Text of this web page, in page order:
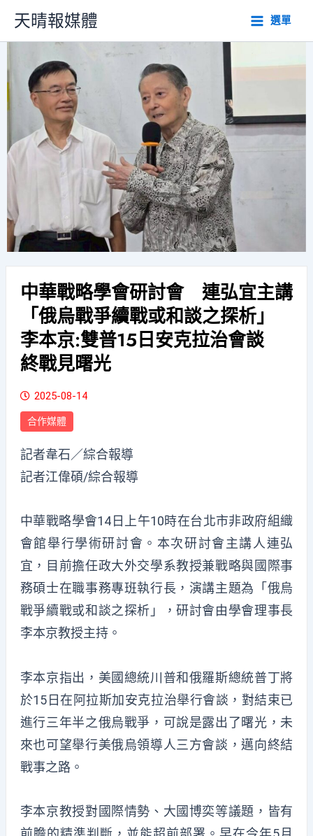
主
容
天晴報媒體 選單
中華戰略學會研討會 連弘宜主講
「俄烏戰爭續戰或和談之探析」
李本京:雙普15日安克拉治會談
終戰見曙光
2025-08-14
合作媒體
記者韋石／綜合報導
記者江偉碩/綜合報導
中華戰略學會14日上午10時在台北市非政府組織
會館舉行學術研討會。本次研討會主講人連弘
宜，目前擔任政大外交學系教授兼戰略與國際事
務碩士在職事務專班執行長，演講主題為「俄烏
戰爭續戰或和談之探析」，研討會由學會理事長
李本京教授主持。
李本京指出，美國總統川普和俄羅斯總統普丁將
於15日在阿拉斯加安克拉治舉行會談，對結束已
進行三年半之俄烏戰爭，可說是露出了曙光，未
來也可望舉行美俄烏領導人三方會談，邁向終結
戰事之路。
李本京教授對國際情勢、大國博奕等議題，皆有